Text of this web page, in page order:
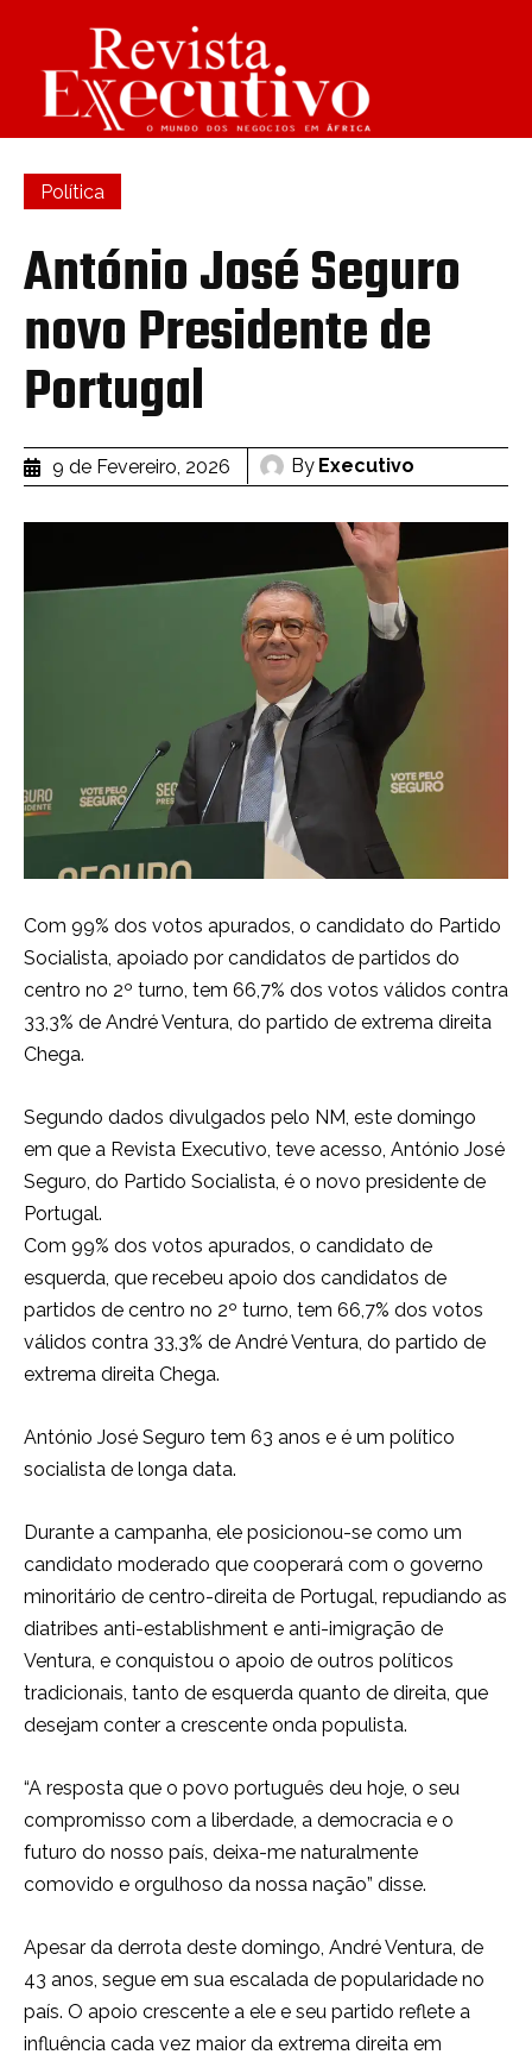
Política
António José Seguro
novo Presidente de
Portugal
9 de Fevereiro, 2026 By Executivo
Com 99% dos votos apurados, o candidato do Partido
Socialista, apoiado por candidatos de partidos do
centro no 2º turno, tem 66,7% dos votos válidos contra
33,3% de André Ventura, do partido de extrema direita
Chega.
Segundo dados divulgados pelo NM, este domingo
em que a Revista Executivo, teve acesso, António José
Seguro, do Partido Socialista, é o novo presidente de
Portugal.
Com 99% dos votos apurados, o candidato de
esquerda, que recebeu apoio dos candidatos de
partidos de centro no 2º turno, tem 66,7% dos votos
válidos contra 33,3% de André Ventura, do partido de
extrema direita Chega.
António José Seguro tem 63 anos e é um político
socialista de longa data.
Durante a campanha, ele posicionou-se como um
candidato moderado que cooperará com o governo
minoritário de centro-direita de Portugal, repudiando as
diatribes anti-establishment e anti-imigração de
Ventura, e conquistou o apoio de outros políticos
tradicionais, tanto de esquerda quanto de direita, que
desejam conter a crescente onda populista.
“A resposta que o povo português deu hoje, o seu
compromisso com a liberdade, a democracia e o
futuro do nosso país, deixa-me naturalmente
comovido e orgulhoso da nossa nação” disse.
Apesar da derrota deste domingo, André Ventura, de
43 anos, segue em sua escalada de popularidade no
país. O apoio crescente a ele e seu partido reflete a
influência cada vez maior da extrema direita em